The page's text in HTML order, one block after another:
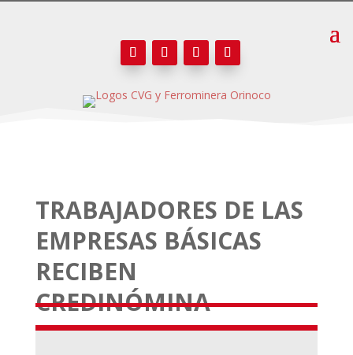
TRABAJADORES DE LAS
EMPRESAS BÁSICAS
RECIBEN
CREDINÓMINA